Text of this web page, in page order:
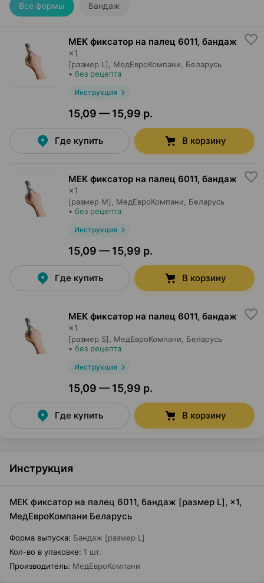
Все формы Бандаж
МЕК фиксатор на палец 6011, бандаж
×1
[размер L], МедЕвроКомпани , Беларусь
• без рецепта
Инструкция
15,09 — 15,99 р.
Где купить В корзину
МЕК фиксатор на палец 6011, бандаж
×1
[размер M], МедЕвроКомпани , Беларусь
• без рецепта
Инструкция
15,09 — 15,99 р.
Где купить В корзину
МЕК фиксатор на палец 6011, бандаж
×1
[размер S], МедЕвроКомпани , Беларусь
• без рецепта
Инструкция
15,09 — 15,99 р.
Где купить В корзину
Инструкция
МЕК фиксатор на палец 6011, бандаж [размер L], ×1,
МедЕвроКомпани Беларусь
Форма выпуска: Бандаж [размер L]
Кол-во в упаковке: 1 шт.
Производитель: МедЕвроКомпани